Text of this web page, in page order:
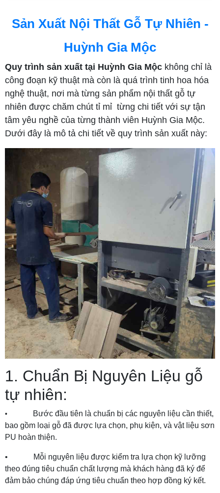
Sản Xuất Nội Thất Gỗ Tự Nhiên -
Huỳnh Gia Mộc
Quy trình sản xuất tại Huỳnh Gia Mộc không chỉ là
công đoạn kỹ thuật mà còn là quá trình tinh hoa hóa
nghệ thuật, nơi mà từng sản phẩm nội thất gỗ tự
nhiên được chăm chút tỉ mỉ từng chi tiết với sự tận
tâm yêu nghề của từng thành viên Huỳnh Gia Mộc.
Dưới đây là mô tả chi tiết về quy trình sản xuất này:
1. Chuẩn Bị Nguyên Liệu gỗ
tự nhiên:
•
Bước đầu tiên là chuẩn bị các nguyên liệu cần thiết,
bao gồm loại gỗ đã được lựa chọn, phụ kiện, và vật liệu sơn
PU hoàn thiện.
• Mỗi nguyên liệu được kiểm tra lựa chọn kỹ lưỡng
theo đúng tiêu chuẩn chất lượng mà khách hàng đã ký để
đảm bảo chúng đáp ứng tiêu chuẩn theo hợp đồng ký kết.